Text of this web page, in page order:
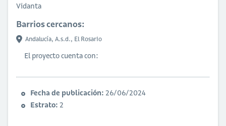
Vidanta
Barrios cercanos:
Andalucía, A.s.d., El Rosario
El proyecto cuenta con:
Fecha de publicación: 26/06/2024
Estrato: 2